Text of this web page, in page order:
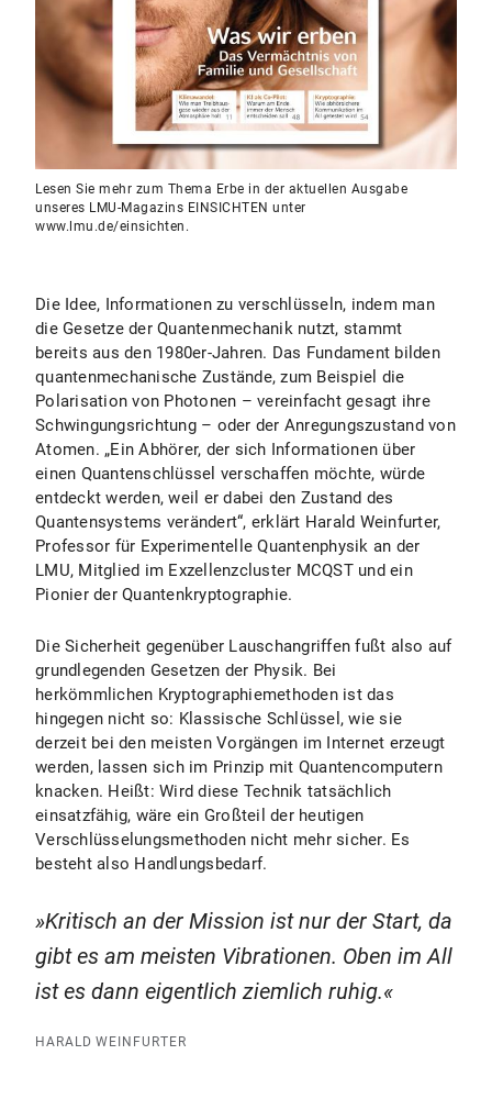
Lesen Sie mehr zum Thema Erbe in der aktuellen Ausgabe
unseres LMU-Magazins EINSICHTEN unter
www.lmu.de/einsichten.
Die Idee, Informationen zu verschlüsseln, indem man
die Gesetze der Quantenmechanik nutzt, stammt
bereits aus den 1980er-Jahren. Das Fundament bilden
quantenmechanische Zustände, zum Beispiel die
Polarisation von Photonen – vereinfacht gesagt ihre
Schwingungsrichtung – oder der Anregungszustand von
Atomen. „Ein Abhörer, der sich Informationen über
einen Quantenschlüssel verschaffen möchte, würde
entdeckt werden, weil er dabei den Zustand des
Quantensystems verändert“, erklärt Harald Weinfurter,
Professor für Experimentelle Quantenphysik an der
LMU, Mitglied im Exzellenzcluster MCQST und ein
Pionier der Quantenkryptographie.
Die Sicherheit gegenüber Lauschangriffen fußt also auf
grundlegenden Gesetzen der Physik. Bei
herkömmlichen Kryptographiemethoden ist das
hingegen nicht so: Klassische Schlüssel, wie sie
derzeit bei den meisten Vorgängen im Internet erzeugt
werden, lassen sich im Prinzip mit Quantencomputern
knacken. Heißt: Wird diese Technik tatsächlich
einsatzfähig, wäre ein Großteil der heutigen
Verschlüsselungsmethoden nicht mehr sicher. Es
besteht also Handlungsbedarf.
Kritisch an der Mission ist nur der Start, da
gibt es am meisten Vibrationen. Oben im All
ist es dann eigentlich ziemlich ruhig.
HARALD WEINFURTER